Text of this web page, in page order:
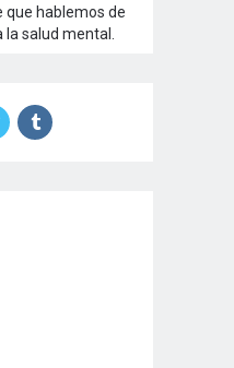
que hablemos de
salud mental.